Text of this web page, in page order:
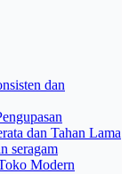
dan
dan Tahan Lama
seragam
Modern